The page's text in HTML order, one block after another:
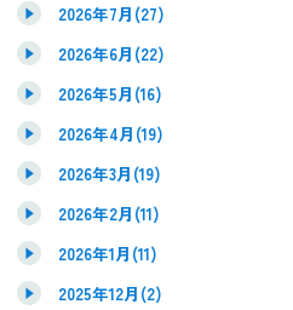
2026年7月(27)
2026年6月(22)
2026年5月(16)
2026年4月(19)
2026年3月(19)
2026年2月(11)
2026年1月(11)
2025年12月(2)